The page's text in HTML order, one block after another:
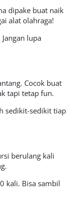
dipake buat naik
alat olahraga!
lupa
Cocok buat
tapi tetap fun.
sedikit-sedikit tiap
berulang kali
kali. Bisa sambil